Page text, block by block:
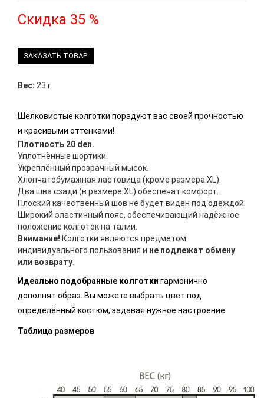
Скидка 35 %
ЗАКАЗАТЬ ТОВАР
Вес: 23 г
Шелковистые колготки порадуют вас своей прочностью
и красивыми оттенками!
Плотность 20 den.
Уплотнённые шортики.
Укреплённый прозрачный мысок.
Хлопчатобумажная ластовица (кроме размера XL).
Два шва сзади (в размере XL) обеспечат комфорт.
Плоский качественный шов не будет виден под одеждой.
Широкий эластичный пояс, обеспечивающий надёжное
положение колготок на талии.
Внимание! Колготки являются предметом
индивидуального пользования и не подлежат обмену
или возврату.
Идеально подобранные колготки гармонично
дополнят образ. Вы можете выбрать цвет под
определённый костюм, задавая нужное настроение.
Таблица размеров